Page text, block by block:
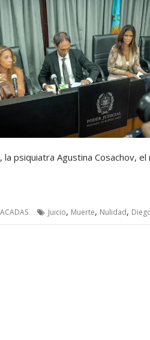
la psiquiatra Agustina Cosachov,
Juicio, Muerte, Nulidad,